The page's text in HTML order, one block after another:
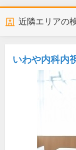
近隣エリアの
いわや内科内